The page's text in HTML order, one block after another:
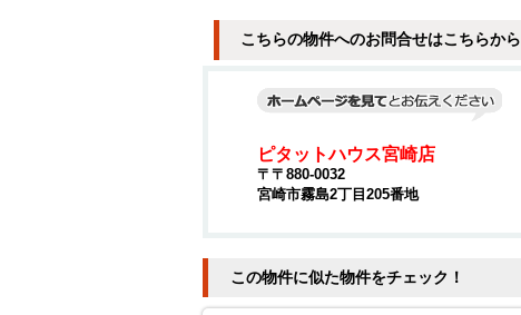
こちらの物件へのお問合せはこちらから
ピタットハウス宮崎店
〒〒880-0032
宮崎市霧島2丁目205番地
この物件に似た物件をチェック！